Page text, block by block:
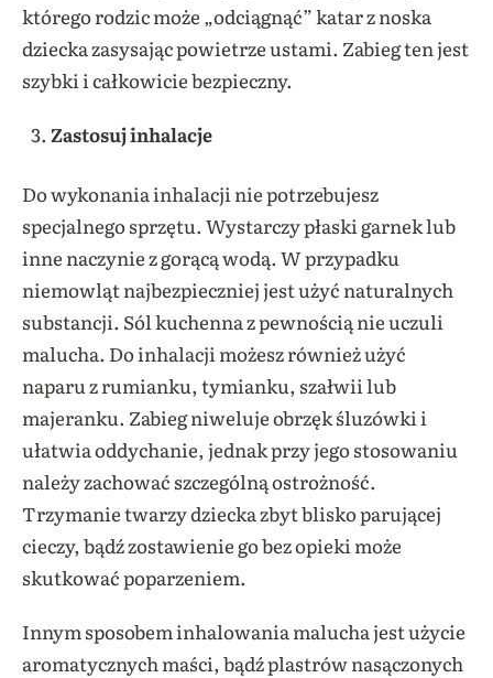
którego rodzic może „odciągnąć” katar z noska
dziecka zasysając powietrze ustami. Zabieg ten jest
szybki i całkowicie bezpieczny.
Zastosuj inhalacje
Do wykonania inhalacji nie potrzebujesz
specjalnego sprzętu. Wystarczy płaski garnek lub
inne naczynie z gorącą wodą. W przypadku
niemowląt najbezpieczniej jest użyć naturalnych
substancji. Sól kuchenna z pewnością nie uczuli
malucha. Do inhalacji możesz również użyć
naparu z rumianku, tymianku, szałwii lub
majeranku. Zabieg niweluje obrzęk śluzówki i
ułatwia oddychanie, jednak przy jego stosowaniu
należy zachować szczególną ostrożność.
Trzymanie twarzy dziecka zbyt blisko parującej
cieczy, bądź zostawienie go bez opieki może
skutkować poparzeniem.
Innym sposobem inhalowania malucha jest użycie
aromatycznych maści, bądź plastrów nasączonych